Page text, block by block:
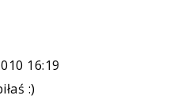
16:19
:)